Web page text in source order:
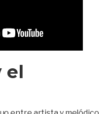
el